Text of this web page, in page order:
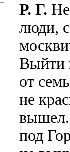
Р. Г.
люди,
Выйти
от
не
вышел.
под